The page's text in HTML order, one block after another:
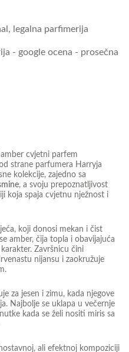
legalna parfimerija
- google ocena - prosečna
amber cvjetni parfem
strane parfumera Harryja
kolekcije, zajedno sa
, a svoju prepoznatljivost
koja spaja cvjetnu nježnost i
koji donosi mekan i čist
amber, čija topla i obavijajuća
Završnicu čini
nijansu i zaokružuje
za jesen i zimu, kada njegove
Najbolje se uklapa u večernje
kada se želi nositi miris sa
ali efektnoj kompoziciji